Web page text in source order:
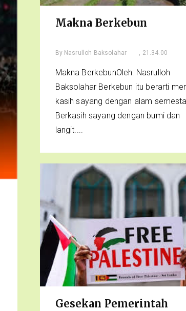
Makna Berkebun
By Nasrulloh Baksolahar , 21.34.00
Makna BerkebunOleh: Nasrulloh
Baksolahar Berkebun itu berarti
kasih sayang dengan alam
Berkasih sayang dengan bumi dan
langit....
Gesekan Pemerintah